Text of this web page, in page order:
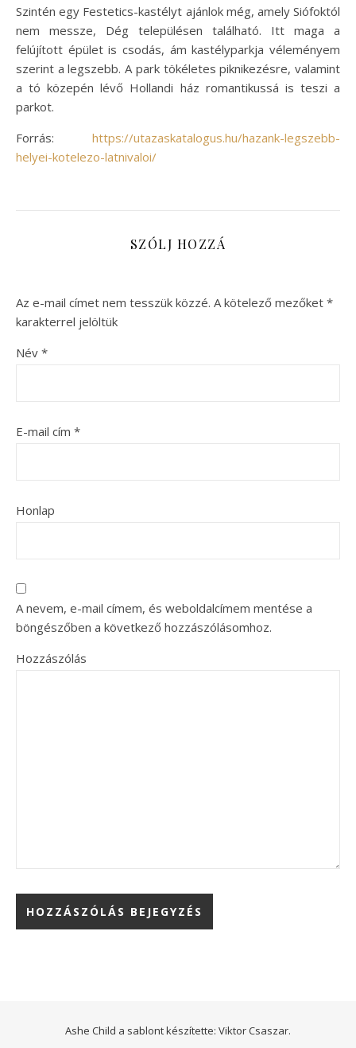
Szintén egy Festetics-kastélyt ajánlok még, amely Siófoktól
nem messze, Dég településen található. Itt maga a
felújított épület is csodás, ám kastélyparkja véleményem
szerint a legszebb. A park tökéletes piknikezésre, valamint
a tó közepén lévő Hollandi ház romantikussá is teszi a
parkot.
Forrás: https://utazaskatalogus.hu/hazank-legszebb-
helyei-kotelezo-latnivaloi/
SZÓLJ HOZZÁ
Az e-mail címet nem tesszük közzé. A kötelező mezőket *
karakterrel jelöltük
Név *
E-mail cím *
Honlap
A nevem, e-mail címem, és weboldalcímem mentése a
böngészőben a következő hozzászólásomhoz.
Hozzászólás
Ashe Child a sablont készítette: Viktor Csaszar.